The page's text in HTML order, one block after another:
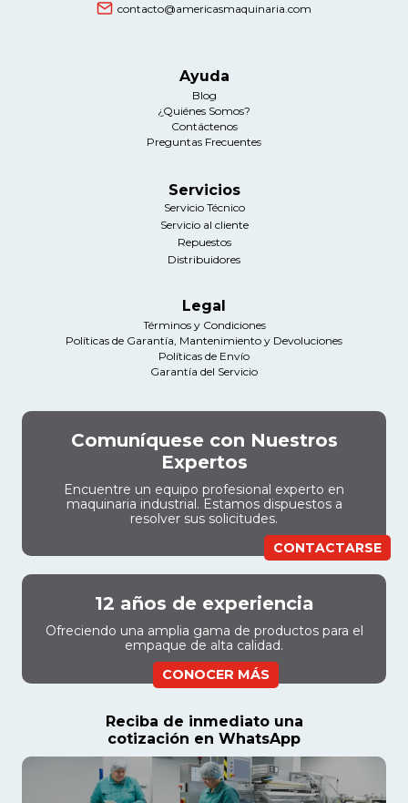
contacto@americasmaquinaria.com
Ayuda
Blog
¿Quiénes Somos?
Contáctenos
Preguntas Frecuentes
Servicios
Servicio Técnico
Servicio al cliente
Repuestos
Distribuidores
Legal
Términos y Condiciones
Políticas de Garantía, Mantenimiento y Devoluciones
Políticas de Envío
Garantía del Servicio
Comuníquese con Nuestros
Expertos
Encuentre un equipo profesional experto en
maquinaria industrial. Estamos dispuestos a
resolver sus solicitudes.
CONTACTARSE
12 años de experiencia
Ofreciendo una amplia gama de productos para el
empaque de alta calidad.
CONOCER MÁS
Reciba de inmediato una
cotización en WhatsApp